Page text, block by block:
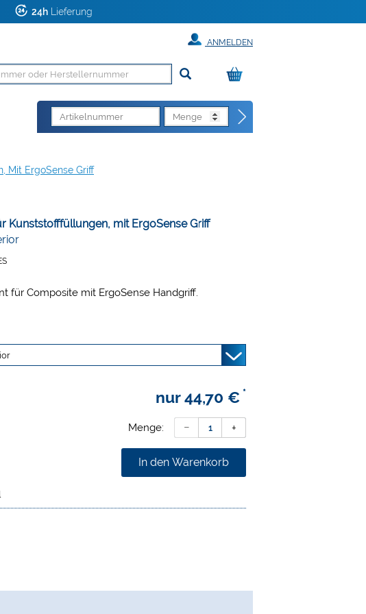
24h Lieferung
ANMELDEN
Mit ErgoSense Griff
Kunststofffüllungen, mit ErgoSense Griff
für Composite mit ErgoSense Handgriff.
nur44,70 € *
Menge:
In den Warenkorb